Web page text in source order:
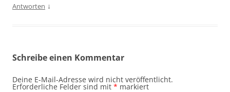
Antworten ↓
Schreibe einen Kommentar
Deine E-Mail-Adresse wird nicht veröffentlicht.
Erforderliche Felder sind mit * markiert